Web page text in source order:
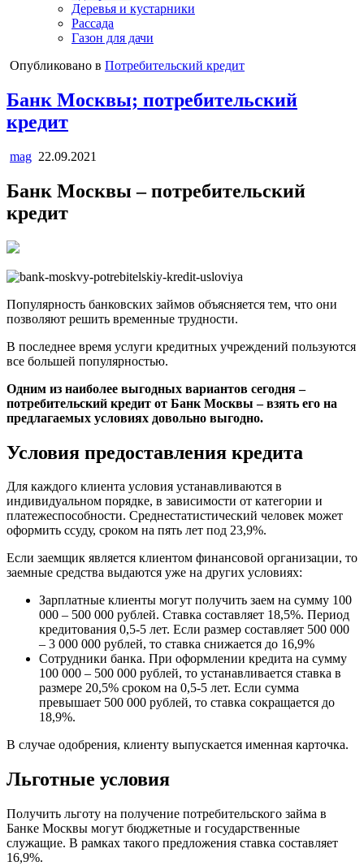
Деревья и кустарники
Рассада
Газон для дачи
Опубликовано в Потребительский кредит
Банк Москвы; потребительский
кредит
mag 22.09.2021
Банк Москвы – потребительский
кредит
Популярность банковских займов объясняется тем, что они
позволяют решить временные трудности.
В последнее время услуги кредитных учреждений пользуются
все большей популярностью.
Одним из наиболее выгодных вариантов сегодня –
потребительский кредит от Банк Москвы – взять его на
предлагаемых условиях довольно выгодно.
Условия предоставления кредита
Для каждого клиента условия устанавливаются в
индивидуальном порядке, в зависимости от категории и
платежеспособности. Среднестатистический человек может
оформить ссуду, сроком на пять лет под 23,9%.
Если заемщик является клиентом финансовой организации, то
заемные средства выдаются уже на других условиях:
Зарплатные клиенты могут получить заем на сумму 100
000 – 500 000 рублей. Ставка составляет 18,5%. Период
кредитования 0,5-5 лет. Если размер составляет 500 000
– 3 000 000 рублей, то ставка снижается до 16,9%
Сотрудники банка. При оформлении кредита на сумму
100 000 – 500 000 рублей, то устанавливается ставка в
размере 20,5% сроком на 0,5-5 лет. Если сумма
превышает 500 000 рублей, то ставка сокращается до
18,9%.
В случае одобрения, клиенту выпускается именная карточка.
Льготные условия
Получить льготу на получение потребительского займа в
Банке Москвы могут бюджетные и государственные
служащие. В рамках такого предложения ставка составляет
16,9%.